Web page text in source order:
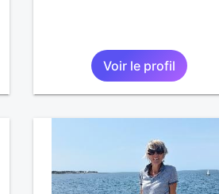
Voir le profil